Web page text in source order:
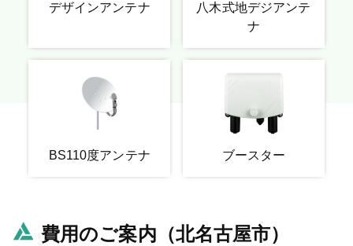
デザインアンテナ
八木式地デジアンテ
ナ
BS110度アンテナ ブースター
費用のご案内（北名古屋市）